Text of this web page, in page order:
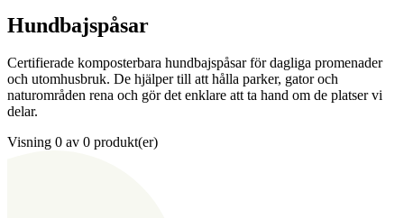
Hundbajspåsar
Certifierade komposterbara hundbajspåsar för dagliga promenader
och utomhusbruk. De hjälper till att hålla parker, gator och
naturområden rena och gör det enklare att ta hand om de platser vi
delar.
Visning 0 av 0 produkt(er)